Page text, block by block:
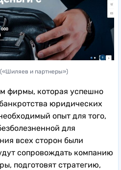
и партнеры»)
фирмы, которая успешно
юридических
опыт для того,
для
всех сторон были
сопровождать компанию
подготовят стратегию,